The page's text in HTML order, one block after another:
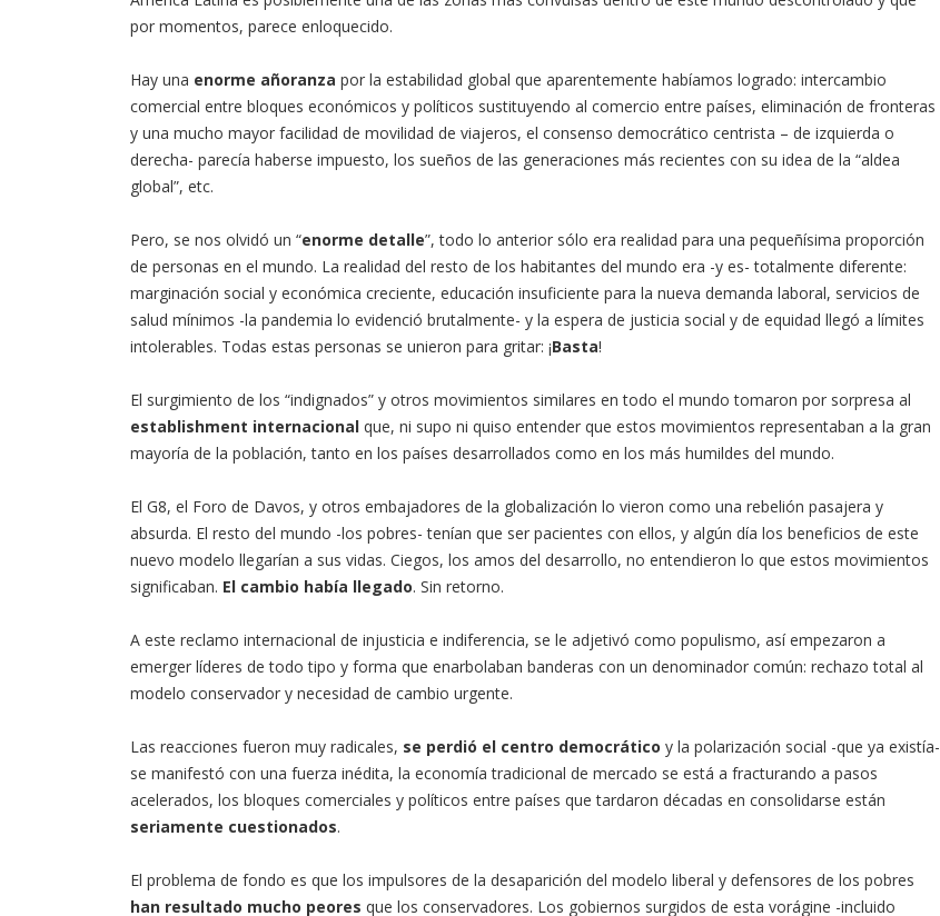
por momentos, parece enloquecido.
Hay una enorme añoranza por la estabilidad global que aparentemente habíamos logrado: intercambio
comercial entre bloques económicos y políticos sustituyendo al comercio entre países, eliminación de fronteras
y una mucho mayor facilidad de movilidad de viajeros, el consenso democrático centrista – de izquierda o
derecha- parecía haberse impuesto, los sueños de las generaciones más recientes con su idea de la “aldea
global”, etc.
Pero, se nos olvidó un “enorme detalle”, todo lo anterior sólo era realidad para una pequeñísima proporción
de personas en el mundo. La realidad del resto de los habitantes del mundo era -y es- totalmente diferente:
marginación social y económica creciente, educación insuficiente para la nueva demanda laboral, servicios de
salud mínimos -la pandemia lo evidenció brutalmente- y la espera de justicia social y de equidad llegó a límites
intolerables. Todas estas personas se unieron para gritar: ¡Basta!
El surgimiento de los “indignados” y otros movimientos similares en todo el mundo tomaron por sorpresa al
establishment internacional que, ni supo ni quiso entender que estos movimientos representaban a la gran
mayoría de la población, tanto en los países desarrollados como en los más humildes del mundo.
El G8, el Foro de Davos, y otros embajadores de la globalización lo vieron como una rebelión pasajera y
absurda. El resto del mundo -los pobres- tenían que ser pacientes con ellos, y algún día los beneficios de este
nuevo modelo llegarían a sus vidas. Ciegos, los amos del desarrollo, no entendieron lo que estos movimientos
significaban. El cambio había llegado. Sin retorno.
A este reclamo internacional de injusticia e indiferencia, se le adjetivó como populismo, así empezaron a
emerger líderes de todo tipo y forma que enarbolaban banderas con un denominador común: rechazo total al
modelo conservador y necesidad de cambio urgente.
Las reacciones fueron muy radicales, se perdió el centro democrático y la polarización social -que ya existía-
se manifestó con una fuerza inédita, la economía tradicional de mercado se está a fracturando a pasos
acelerados, los bloques comerciales y políticos entre países que tardaron décadas en consolidarse están
seriamente cuestionados.
El problema de fondo es que los impulsores de la desaparición del modelo liberal y defensores de los pobres
han resultado mucho peores que los conservadores. Los gobiernos surgidos de esta vorágine -incluido